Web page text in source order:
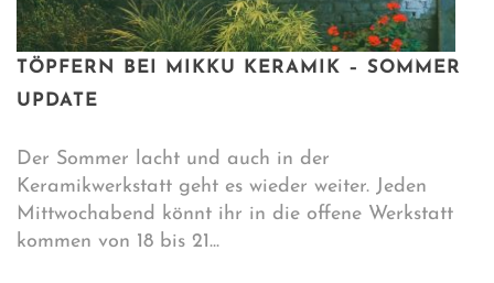
TÖPFERN BEI MIKKU KERAMIK – SOMMER
UPDATE
Der Sommer lacht und auch in der
Keramikwerkstatt geht es wieder weiter. Jeden
Mittwochabend könnt ihr in die offene Werkstatt
kommen von 18 bis 21...